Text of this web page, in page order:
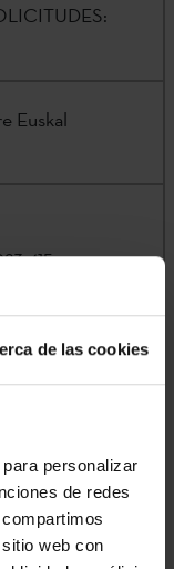
de las cookies
personalizar
de redes
web con
Euskal
415
del País Vasco